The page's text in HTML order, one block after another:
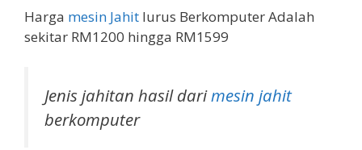
Harga mesin Jahit lurus Berkomputer Adalah
sekitar RM1200 hingga RM1599
Jenis jahitan hasil darimesin jahit
berkomputer